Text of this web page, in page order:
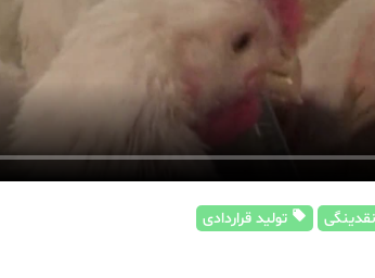
نقدینگی
تولید قراردادی